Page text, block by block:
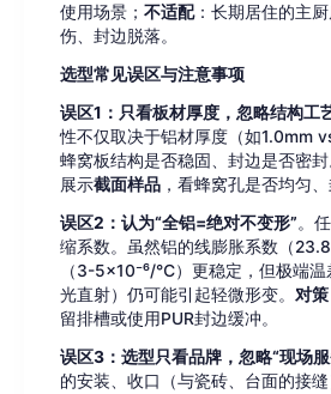
使用场景； 不适配：长期居住的主
伤、封边脱落。
选型常见误区与注意事项
误区1：只看板材厚度，忽略结构工
性不仅取决于铝材厚度（如1.0mm
蜂窝板结构是否稳固、封边是否密封
展示截面样品 ，看蜂窝孔是否均匀
误区2：认为“全铝=绝对不变形”。
缩系数。虽然铝的线膨胀系数（
（3-5×10⁻⁶/℃）更稳定，但极端温
光直射）仍可能引起轻微形变。 对策
留排槽或使用PUR封边缓冲。
误区3：选型只看品牌，忽略“现场
的安装、收口（与瓷砖、台面的接